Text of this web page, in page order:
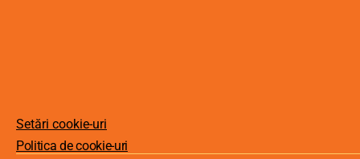
Setări cookie-uri
Politica de cookie-uri